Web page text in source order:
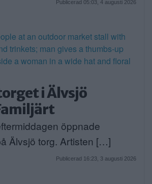
Publicerad 05:03, 4 augusti 2026
i Älvsjö
öppnade
Älvsjö torg. Artisten […]
Publicerad 16:23, 3 augusti 2026